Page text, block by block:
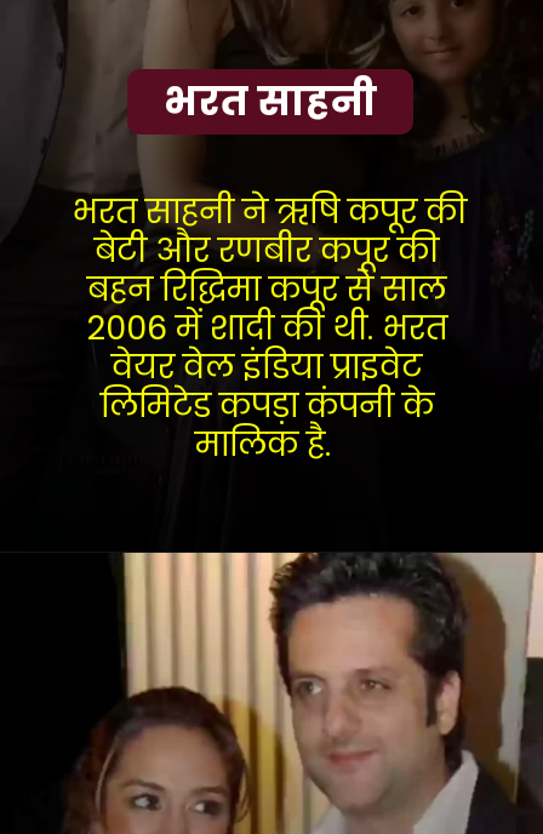
भरत साहनी
भरत साहनी ने ऋषि कपूर की
बेटी और रणबीर कपूर की
बहन रिद्धिमा कपूर से साल
2006 में शादी की थी. भरत
वेयर वेल इंडिया प्राइवेट
लिमिटेड कपड़ा कंपनी के
मालिक है.